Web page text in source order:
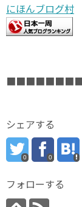
にほんブログ村
シェアする
0 0
フォローする